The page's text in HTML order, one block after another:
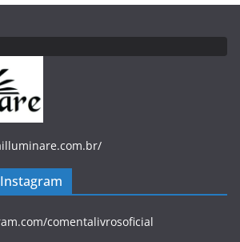
comentalivrosoficial